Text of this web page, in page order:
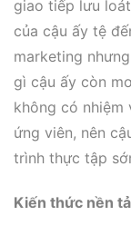
giao tiếp lưu
của cậu ấy tệ
marketing
gì cậu ấy còn
không có
ứng viên, nên
trình thực tập
Kiến thức nền